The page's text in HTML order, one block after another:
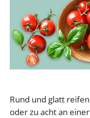
Rund und glatt reifen
oder zu acht an